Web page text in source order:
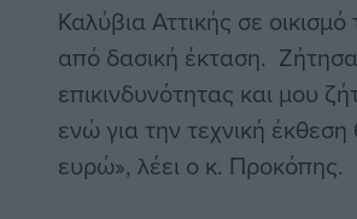
Καλύβια Αττικής σε
από δασική έκταση.
επικινδυνότητας και μου
ενώ για την τεχνική
ευρώ», λέει ο κ. Προκόπης.